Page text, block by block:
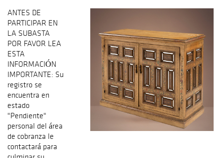
ANTES DE
PARTICIPAR EN
LA SUBASTA
POR FAVOR LEA
ESTA
INFORMACIÓN
IMPORTANTE: Su
registro se
encuentra en
estado
"Pendiente"
personal del área
de cobranza le
contactará para